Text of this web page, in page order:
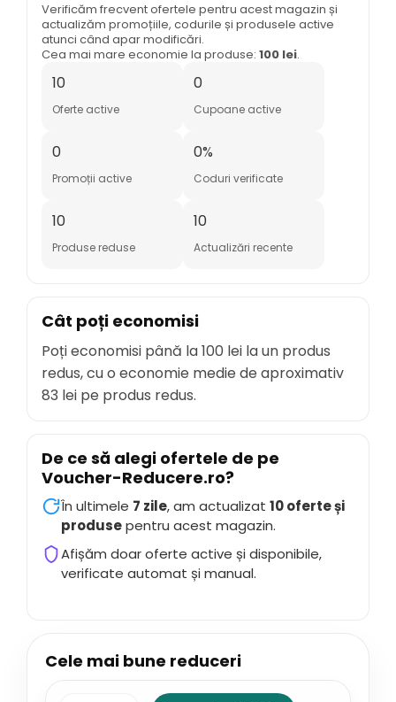
Verificăm frecvent ofertele pentru acest magazin și
actualizăm promoțiile, codurile și produsele active
atunci când apar modificări.
Cea mai mare economie la produse: 100 lei.
10
Oferte active
0
Cupoane active
0
Promoții active
0%
Coduri verificate
10
Produse reduse
10
Actualizări recente
Cât poți economisi
Poți economisi până la100 lei la un produs
redus, cu o economie medie de aproximativ
83 lei pe produs redus.
De ce să alegi ofertele de pe
Voucher-Reducere.ro?
În ultimele 7 zile, am actualizat 10 oferte și
produsepentru acest magazin.
Afișăm doar oferte active și disponibile,
verificate automat și manual.
Cele mai bune reduceri